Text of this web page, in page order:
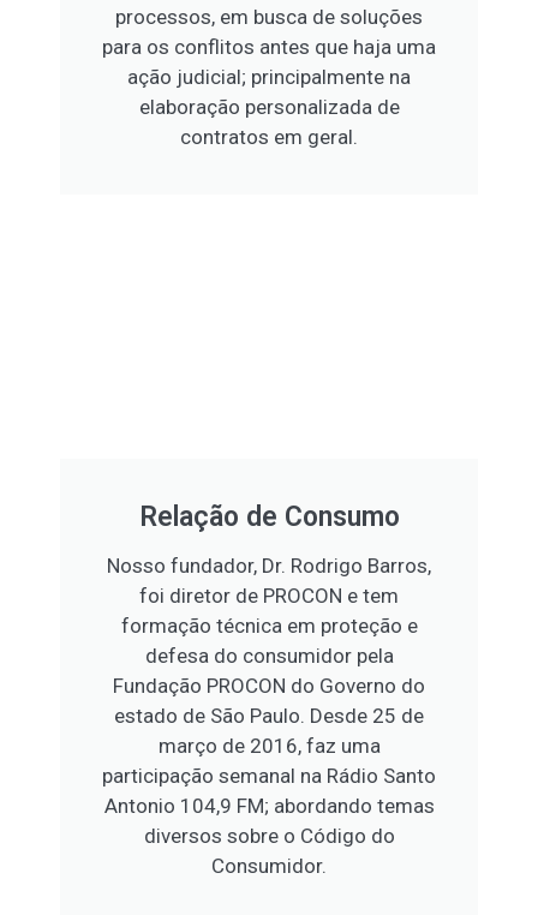
processos, em busca de soluções
para os conflitos antes que haja uma
ação judicial; principalmente na
elaboração personalizada de
contratos em geral.
Relação de Consumo
Nosso fundador, Dr. Rodrigo Barros,
foi diretor de PROCON e tem
formação técnica em proteção e
defesa do consumidor pela
Fundação PROCON do Governo do
estado de São Paulo. Desde 25 de
março de 2016, faz uma
participação semanal na Rádio Santo
Antonio 104,9 FM; abordando temas
diversos sobre o Código do
Consumidor.